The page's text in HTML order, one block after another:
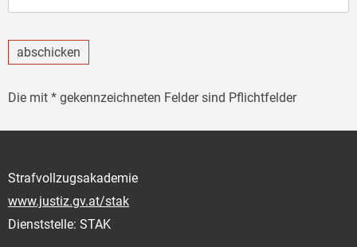
abschicken
Die mit * gekennzeichneten Felder sind Pflichtfelder
Strafvollzugsakademie
www.justiz.gv.at/stak
Dienststelle: STAK